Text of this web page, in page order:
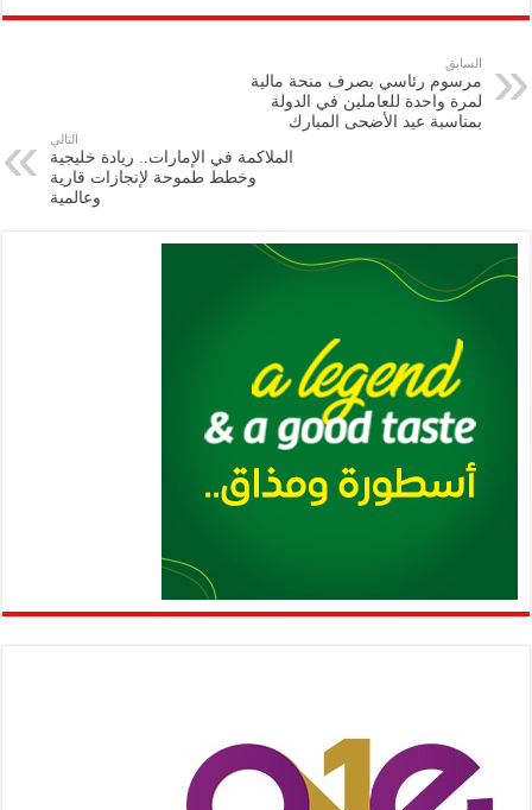
p
y
Li
n
eb
k
tt
nt
at
A
p
gr
ai
ar
السابق
مرسوم رئاسي بصرف منحة مالية
لمرة واحدة للعاملين في الدولة
بمناسبة عيد الأضحى المبارك
التالي
الملاكمة في الإمارات.. ريادة خليجية
وخطط طموحة لإنجازات قارية
وعالمية